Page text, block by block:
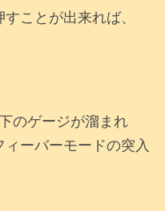
ことが出来れば、
のゲージが溜まれ
ーバーモードの突入